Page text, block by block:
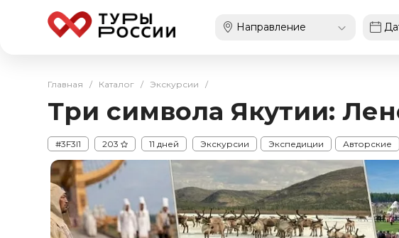
Главная / Каталог / Экскурсии /
Три символа Якутии:
#3F3I1 203 11 дней Экскурсии Экспедиции Авторские